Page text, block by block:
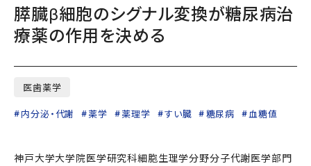
膵臓β細胞のシグナル変換が糖尿病治
療薬の作用を決める
医歯薬学
内分泌・代謝
薬学 薬理学 すい臓 糖尿病 血糖値
神戸大学大学院医学研究科細胞生理学分野分子代謝医学部門